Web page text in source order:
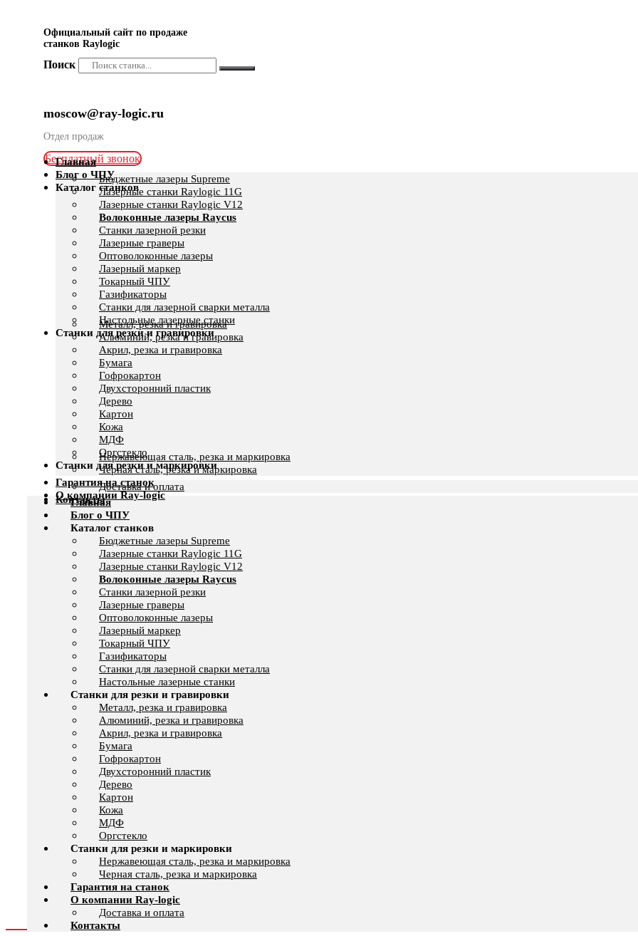
Официальный сайт по продаже
станков Raylogic
Поиск
moscow@ray-logic.ru
Отдел продаж
Бесплатный звонок
Главная
Блог о ЧПУ
Каталог станков
Бюджетные лазеры Supreme
Лазерные станки Raylogic 11G
Лазерные станки Raylogic V12
Волоконные лазеры Raycus
Станки лазерной резки
Лазерные граверы
Оптоволоконные лазеры
Лазерный маркер
Токарный ЧПУ
Газификаторы
Cтанки для лазерной сварки металла
Настольные лазерные станки
Станки для резки и гравировки
Металл, резка и гравировка
Алюминий, резка и гравировка
Акрил, резка и гравировка
Бумага
Гофрокартон
Двухсторонний пластик
Дерево
Картон
Кожа
МДФ
Оргстекло
Станки для резки и маркировки
Нержавеющая сталь, резка и маркировка
Черная сталь, резка и маркировка
Гарантия на станок
О компании Ray-logic
Доставка и оплата
Контакты
Главная
Блог о ЧПУ
Каталог станков
Бюджетные лазеры Supreme
Лазерные станки Raylogic 11G
Лазерные станки Raylogic V12
Волоконные лазеры Raycus
Станки лазерной резки
Лазерные граверы
Оптоволоконные лазеры
Лазерный маркер
Токарный ЧПУ
Газификаторы
Cтанки для лазерной сварки металла
Настольные лазерные станки
Станки для резки и гравировки
Металл, резка и гравировка
Алюминий, резка и гравировка
Акрил, резка и гравировка
Бумага
Гофрокартон
Двухсторонний пластик
Дерево
Картон
Кожа
МДФ
Оргстекло
Станки для резки и маркировки
Нержавеющая сталь, резка и маркировка
Черная сталь, резка и маркировка
Гарантия на станок
О компании Ray-logic
Доставка и оплата
Контакты